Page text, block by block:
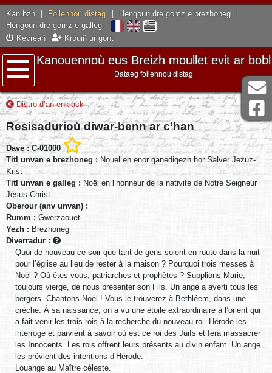
Kan.bzh Follennoù distag Hengoun dre gomz e brezhoneg
Hengoun dre gomz e galleg
Kevreañ
Krouiñ ur gont
Lañser
Kanouennoù eus Breizh moullet evit ar bobl
Dataeg follennoù distag
Distro d’an enklask
Resisadurioù diwar-benn ar c’han
Dave : C-01000
Titl unvan e brezhoneg :Nouel en enor ganedigezh hor Salver Jezuz-
Krist
Titl unvan e galleg : Noël en l’honneur de la nativité de Notre Seigneur
Jésus-Christ
Oberour (anv unvan) :
Rumm : Gwerzaouet
Yezh : Brezhoneg
Diverradur :
Quoi de nouveau ce soir que tant de gens soient en route dans la nuit
pour l’église au lieu de rester à la maison ? Pourquoi trois messes à
Noël ? Où êtes-vous, patriarches et prophètes ? Supplions Marie,
toujours vierge, de nous présenter son Fils. Un ange a averti tous les
bergers. Chantons Noël ! Vous le trouverez à Bethléem, dans une
crèche. À sa naissance, on a vu une étoile extraordinaire à l’orient qui
a fait venir les trois rois à la recherche du nouveau roi. Hérode les
interroge et parvient à savoir où est ce roi des Juifs et fera massacrer
les Innocents. Les rois offrent leurs présents au divin enfant. Un ange
les prévient des intentions d’Hérode.
Louange au Maître céleste.